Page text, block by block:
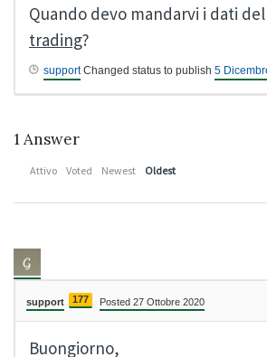
Quando devo mandarvi i dati
trading?
supportChanged status to publish 5
1 Answer
Attivo Voted Newest Oldest
support 177 Posted 27 Ottobre 2020
Buongiorno,